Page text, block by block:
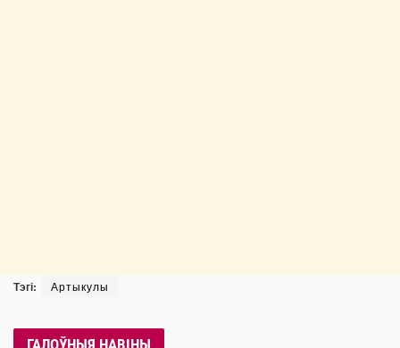
Тэгі: Артыкулы
ГАЛОЎНЫЯ НАВІНЫ